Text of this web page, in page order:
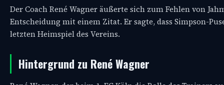
Der Coach René Wagner äußerte sich zum Fehlen von
Entscheidung mit einem Zitat. Er sagte, dass Simpson-
letzten Heimspiel des Vereins.
Hintergrund zu René Wagner